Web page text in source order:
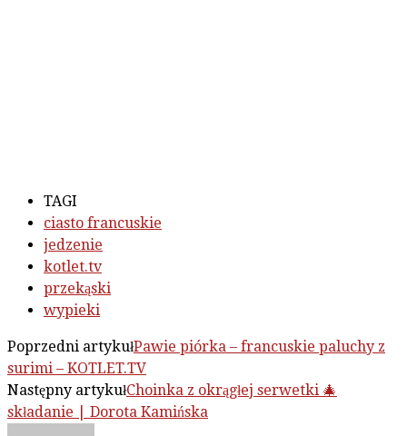
TAGI
ciasto francuskie
jedzenie
kotlet.tv
przekąski
wypieki
Poprzedni artykułPawie piórka – francuskie paluchy z
surimi – KOTLET.TV
Następny artykułChoinka z okrągłej serwetki 🎄
składanie | Dorota Kamińska